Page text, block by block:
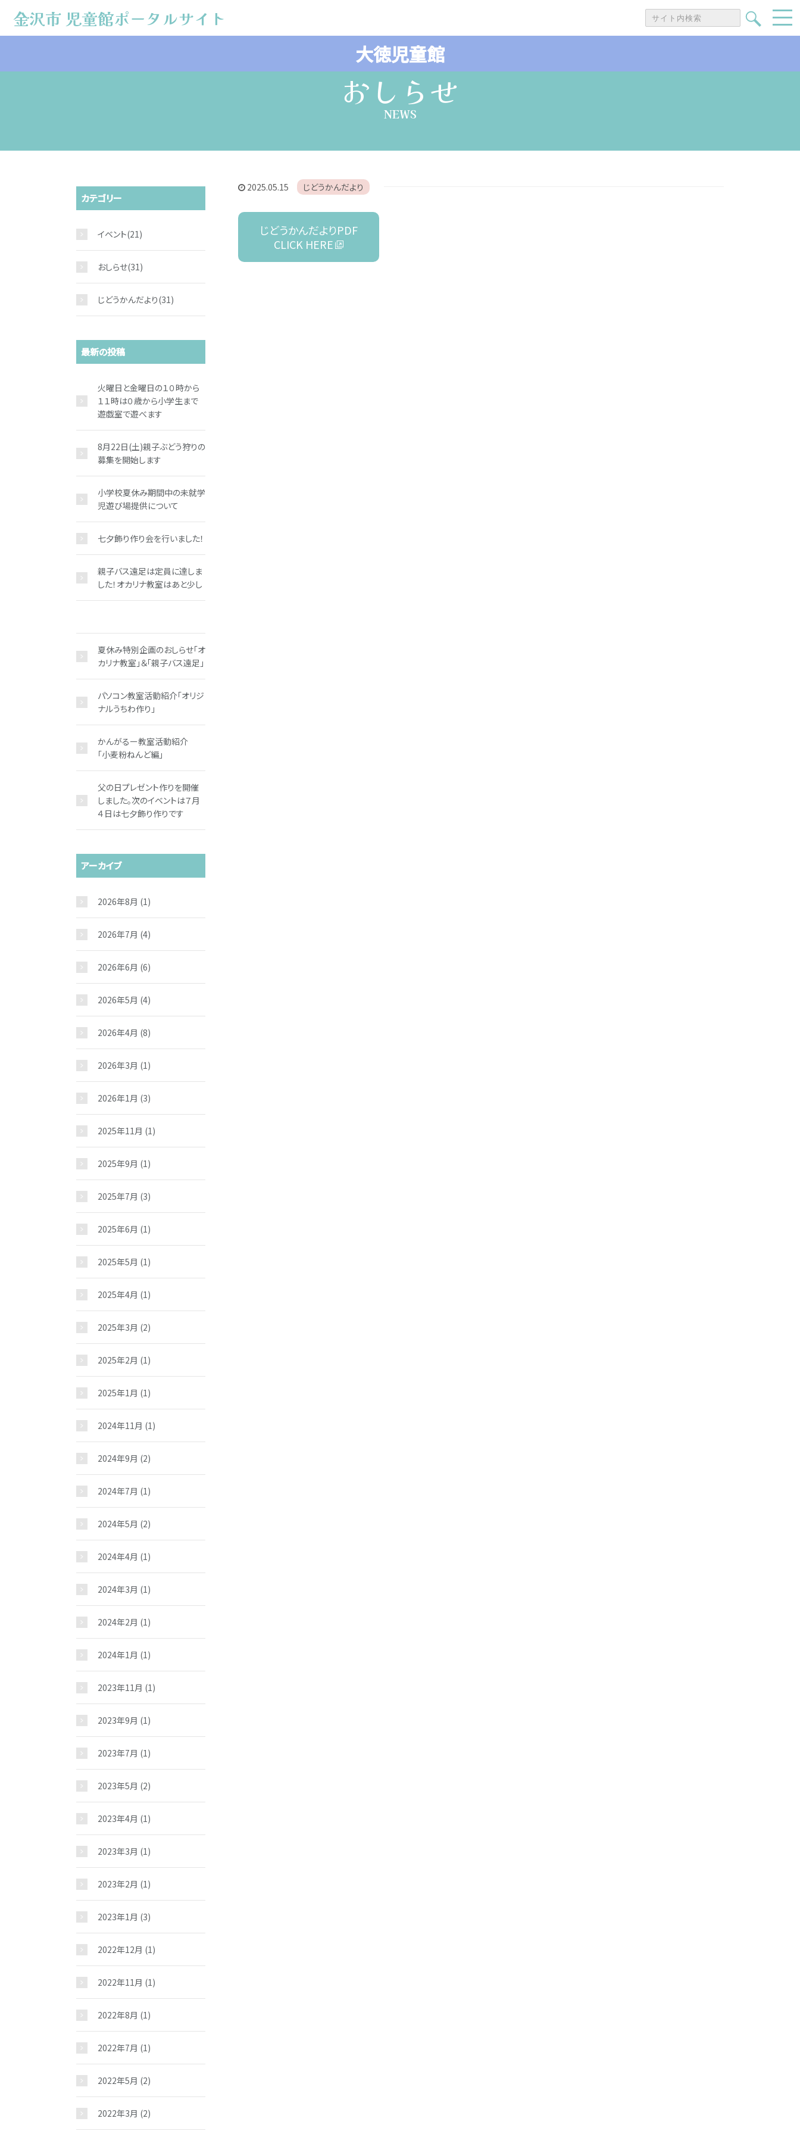
金沢市 児童館ポータルサイト
金沢市 児童館ポータルサイト
おしらせ
NEWS
2025.05.15 じどうかんだより
じどうかんだよりPDF
CLICK HERE
カテゴリー
イベント(21)
おしらせ(31)
じどうかんだより(31)
最新の投稿
火曜日と金曜日の１０時から
１１時は０歳から小学生まで
遊戯室で遊べます
8月22日(土)親子ぶどう狩りの
募集を開始します
小学校夏休み期間中の未就学
児遊び場提供について
七夕飾り作り会を行いました！
親子バス遠足は定員に達しま
した！オカリナ教室はあと少し
夏休み特別企画のおしらせ「オ
カリナ教室」＆「親子バス遠足」
パソコン教室活動紹介「オリジ
ナルうちわ作り」
かんがるー教室活動紹介
「小麦粉ねんど編」
父の日プレゼント作りを開催
しました。次のイベントは７月
４日は七夕飾り作りです
アーカイブ
2026年8月 (1)
2026年7月 (4)
2026年6月 (6)
2026年5月 (4)
2026年4月 (8)
2026年3月 (1)
2026年1月 (3)
2025年11月 (1)
2025年9月 (1)
2025年7月 (3)
2025年6月 (1)
2025年5月 (1)
2025年4月 (1)
2025年3月 (2)
2025年2月 (1)
2025年1月 (1)
2024年11月 (1)
2024年9月 (2)
2024年7月 (1)
2024年5月 (2)
2024年4月 (1)
2024年3月 (1)
2024年2月 (1)
2024年1月 (1)
2023年11月 (1)
2023年9月 (1)
2023年7月 (1)
2023年5月 (2)
2023年4月 (1)
2023年3月 (1)
2023年2月 (1)
2023年1月 (3)
2022年12月 (1)
2022年11月 (1)
2022年8月 (1)
2022年7月 (1)
2022年5月 (2)
2022年3月 (2)
大徳児童館